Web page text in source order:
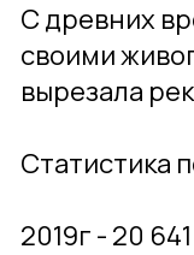
С древних
своими
вырезала
Статистика
2019г - 20